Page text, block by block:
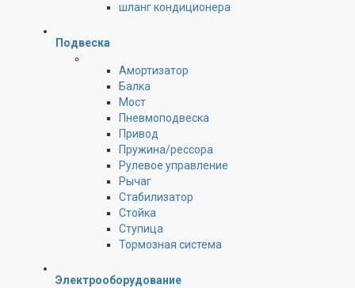
шланг кондиционера
Подвеска
Амортизатор
Балка
Мост
Пневмоподвеска
Привод
Пружина/рессора
Рулевое управление
Рычаг
Стабилизатор
Стойка
Ступица
Тормозная система
Электрооборудование